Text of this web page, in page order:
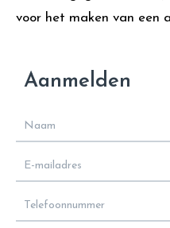
voor het maken van een
Aanmelden